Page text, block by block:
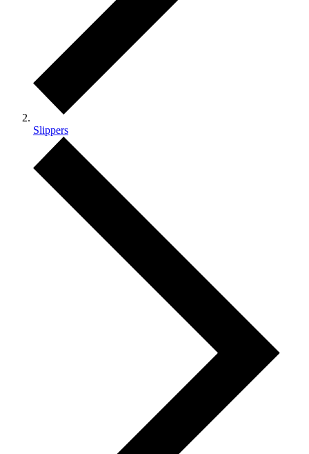
Slippers